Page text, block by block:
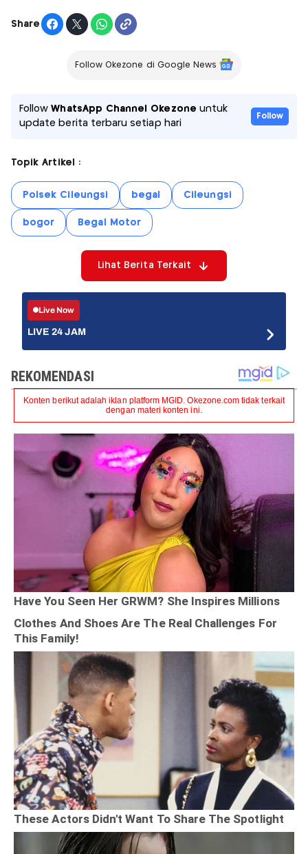
Share
Follow Okezone di Google News
FollowWhatsApp Channel Okezone untuk
update berita terbaru setiap hari
Follow
Topik Artikel :
Polsek Cileungsi begal Cileungsi
bogor Begal Motor
Lihat Berita Terkait
Live Now
LIVE 24 JAM